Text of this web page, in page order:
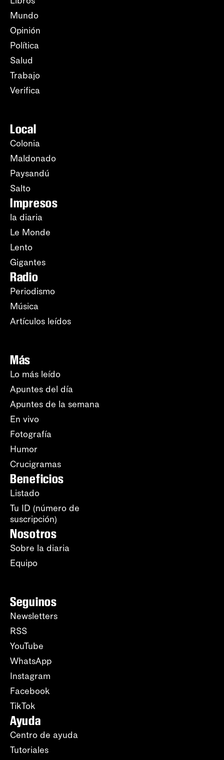
Mundo
Opinión
Política
Salud
Trabajo
Verifica
Local
Colonia
Maldonado
Paysandú
Salto
Impresos
la diaria
Le Monde
Lento
Gigantes
Radio
Periodismo
Música
Artículos leídos
Más
Lo más leído
Apuntes del día
Apuntes de la semana
En vivo
Fotografía
Humor
Crucigramas
Beneficios
Listado
Tu ID (número de
suscripción)
Nosotros
Sobre la diaria
Equipo
Seguinos
Newsletters
RSS
YouTube
WhatsApp
Instagram
Facebook
TikTok
Ayuda
Centro de ayuda
Tutoriales